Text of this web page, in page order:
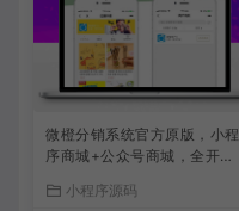
微橙分销系统官方原版，小程
序商城+公众号商城，全开源
小程序源码